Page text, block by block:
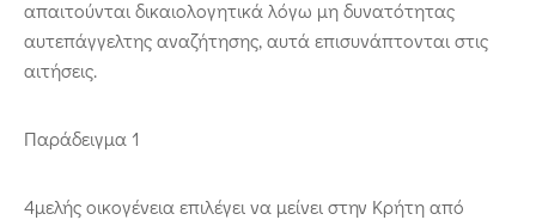
απαιτούνται δικαιολογητικά λόγω μη δυνατότητας
αυτεπάγγελτης αναζήτησης, αυτά επισυνάπτονται στις
αιτήσεις.
Παράδειγμα 1
4μελής οικογένεια επιλέγει να μείνει στην Κρήτη από